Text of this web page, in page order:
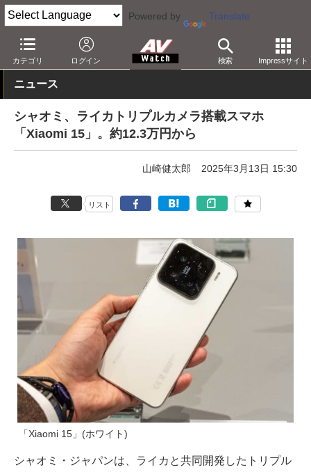
Powered by Translate
カテゴリ ログイン 検索 Impressサイト
AV Watch 製品 スマートフォン
ニュース
シャオミ、ライカトリプルカメラ搭載スマホ
「Xiaomi 15」。約12.3万円から
山崎健太郎 2025年3月13日 15:30
リスト
「Xiaomi 15」(ホワイト)
シャオミ・ジャパンは、ライカと共同開発したトリプル